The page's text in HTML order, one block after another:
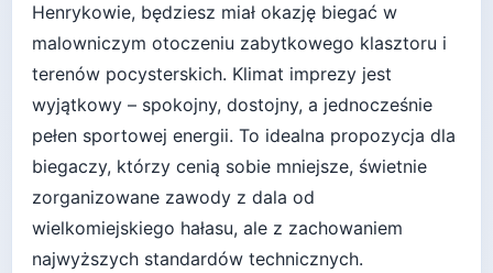
Henrykowie, będziesz miał okazję biegać w
malowniczym otoczeniu zabytkowego klasztoru i
terenów pocysterskich. Klimat imprezy jest
wyjątkowy – spokojny, dostojny, a jednocześnie
pełen sportowej energii. To idealna propozycja dla
biegaczy, którzy cenią sobie mniejsze, świetnie
zorganizowane zawody z dala od
wielkomiejskiego hałasu, ale z zachowaniem
najwyższych standardów technicznych.